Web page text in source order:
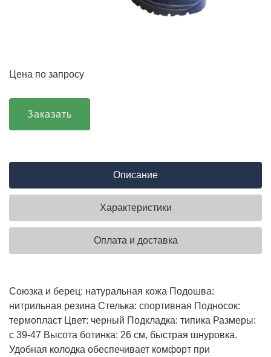
Цена по запросу
Заказать
Описание
Характеристики
Оплата и доставка
Союзка и берец: натуральная кожа Подошва:
нитрильная резина Стелька: спортивная Подносок:
термопласт Цвет: черный Подкладка: типика Размеры:
с 39-47 Высота ботинка: 26 см, быстрая шнуровка.
Удобная колодка обеспечивает комфорт при